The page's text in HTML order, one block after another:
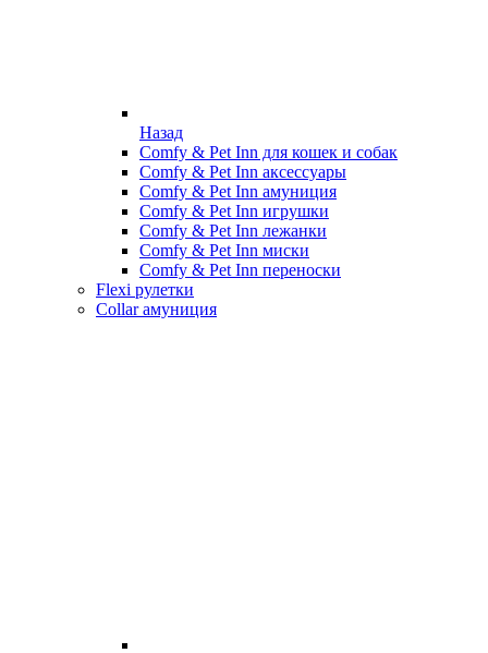
Назад
Comfy & Pet Inn для кошек и собак
Comfy & Pet Inn аксессуары
Comfy & Pet Inn амуниция
Comfy & Pet Inn игрушки
Comfy & Pet Inn лежанки
Comfy & Pet Inn миски
Comfy & Pet Inn переноски
Flexi рулетки
Collar амуниция